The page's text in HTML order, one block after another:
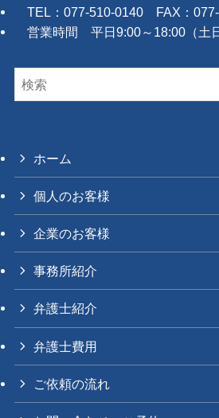
TEL：077-510-0140 FAX：
営業時間 平日9:00～18:00（土日
ホーム
個人のお客様
企業のお客様
事務所紹介
弁護士紹介
弁護士費用
ご依頼の流れ